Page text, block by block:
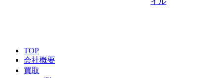
TOP
会社概要
買取